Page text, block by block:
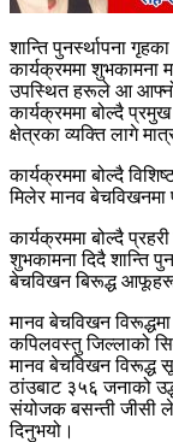
शान्ति पुनर्स्थापना
कार्यक्रममा शुभकामना
उपस्थित हरूले आ आफ्नो
कार्यक्रममा बोल्दै
क्षेत्रका व्यक्ति लागे
कार्यक्रममा बोल्दै
मिलेर मानव बेचविखनमा
कार्यक्रममा बोल्दै
शुभकामना दिदै शान्ति
बेचविखन बिरूद्ध
मानव बेचविखन
कपिलवस्तु जिल्लाको
मानव बेचविखन विरूद्ध
ठांउबाट ३५६ जनाको
संयोजक बसन्ती जीसी ले
दिनुभयो।